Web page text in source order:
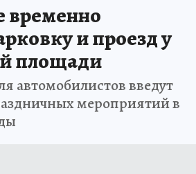
временно
и проезд у
площади
автомобилистов введут
мероприятий в